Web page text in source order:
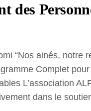
des
“Nos ainés, notre
Complet
L’association
dans le